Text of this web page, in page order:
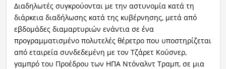
Διαδηλωτές συγκρούονται με την αστυνομία κατά τη
διάρκεια διαδήλωσης κατά της κυβέρνησης, μετά από
εβδομάδες διαμαρτυριών ενάντια σε ένα
προγραμματισμένο πολυτελές θέρετρο που υποστηρίζεται
από εταιρεία συνδεδεμένη με τον Τζάρετ Κούσνερ,
γαμπρό του Προέδρου των ΗΠΑ Ντόναλντ Τραμπ, σε μια